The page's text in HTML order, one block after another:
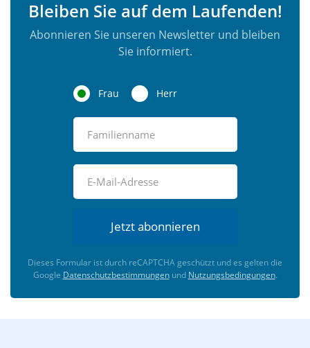
Bleiben Sie auf dem Laufenden!
Abonnieren Sie unseren Newsletter und bleiben
Sie informiert.
Frau Herr
Jetzt abonnieren
Dieses Formular ist durch reCAPTCHA geschützt und es gelten die
Google Datenschutzbestimmungenund Nutzungsbedingungen.